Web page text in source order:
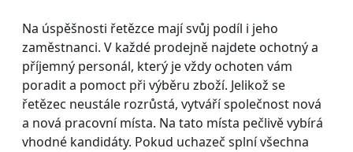
Na úspěšnosti řetězce mají svůj podíl i jeho
zaměstnanci. V každé prodejně najdete ochotný a
příjemný personál, který je vždy ochoten vám
poradit a pomoct při výběru zboží. Jelikož se
řetězec neustále rozrůstá, vytváří společnost nová
a nová pracovní místa. Na tato místa pečlivě vybírá
vhodné kandidáty. Pokud uchazeč splní všechna